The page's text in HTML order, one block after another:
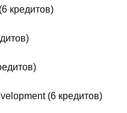
кредитов)
(6 кредитов)